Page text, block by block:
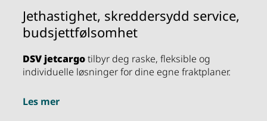
Jethastighet, skreddersydd service,
budsjettfølsomhet
DSV jetcargotilbyr deg raske, fleksible og
individuelle løsninger for dine egne fraktplaner.
Les mer